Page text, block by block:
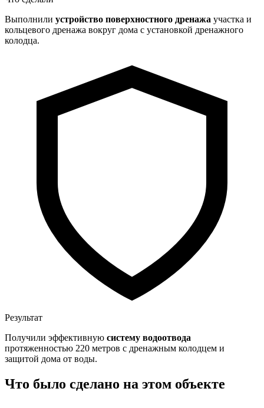
Выполнили устройство поверхностного дренажа участка и
кольцевого дренажа вокруг дома с установкой дренажного
колодца.
Результат
Получили эффективную систему водоотвода
протяженностью 220 метров с дренажным колодцем и
защитой дома от воды.
Что было сделано на этом объекте